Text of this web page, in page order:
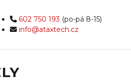
602 750 193 (po-pá 8-15)
info@ataxtech.cz